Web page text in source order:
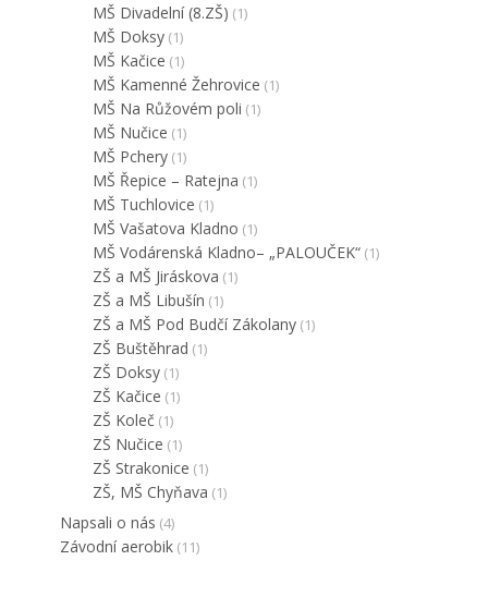
MŠ Divadelní (8.ZŠ) (1)
MŠ Doksy (1)
MŠ Kačice (1)
MŠ Kamenné Žehrovice (1)
MŠ Na Růžovém poli (1)
MŠ Nučice (1)
MŠ Pchery (1)
MŠ Řepice – Ratejna (1)
MŠ Tuchlovice (1)
MŠ Vašatova Kladno (1)
MŠ Vodárenská Kladno– „PALOUČEK“ (1)
ZŠ a MŠ Jiráskova (1)
ZŠ a MŠ Libušín (1)
ZŠ a MŠ Pod Budčí Zákolany (1)
ZŠ Buštěhrad (1)
ZŠ Doksy (1)
ZŠ Kačice (1)
ZŠ Koleč (1)
ZŠ Nučice (1)
ZŠ Strakonice (1)
ZŠ, MŠ Chyňava (1)
Napsali o nás (4)
Závodní aerobik (11)